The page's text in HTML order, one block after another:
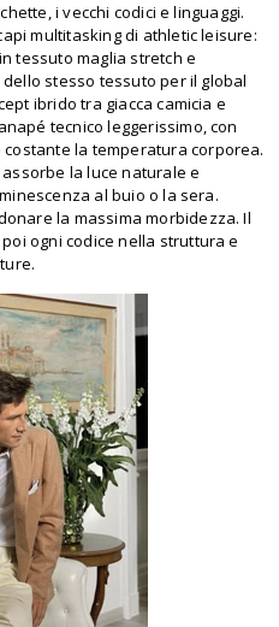
i vecchi codici e linguaggi.
multitasking di athletic leisure:
tessuto maglia stretch e
stesso tessuto per il global
ibrido tra giacca camicia e
tecnico leggerissimo, con
la temperatura corporea.
la luce naturale e
al buio o la sera.
la massima morbidezza. Il
ogni codice nella struttura e